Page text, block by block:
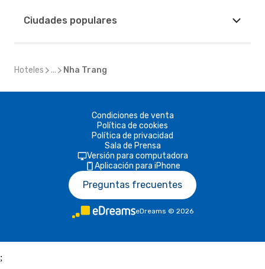
Ciudades populares
Hoteles ... Nha Trang
Condiciones de venta
Política de cookies
Política de privacidad
Sala de Prensa
Versión para computadora
Aplicación para iPhone
Preguntas frecuentes
eDreams © 2026
;